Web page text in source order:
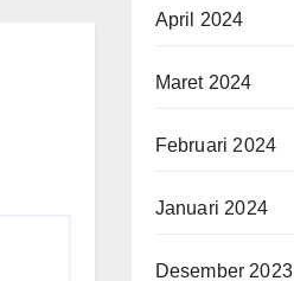
April 2024
Maret 2024
Februari 2024
Januari 2024
Desember 2023